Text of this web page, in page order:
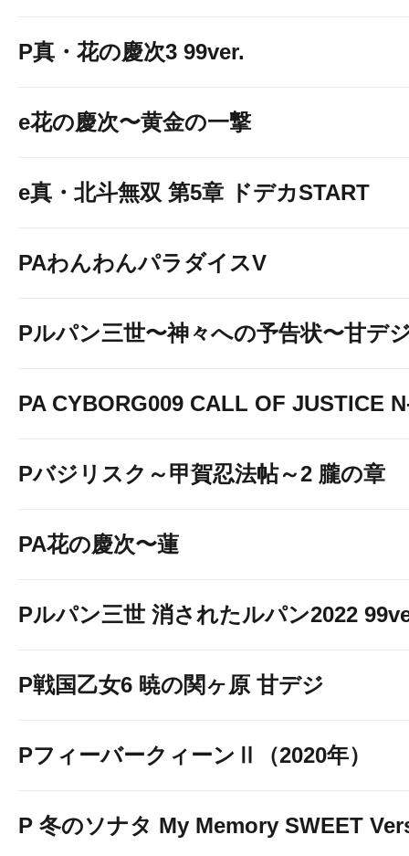
P真・花の慶次3 99ver.
e花の慶次〜黄金の一撃
e真・北斗無双 第5章 ドデカSTART
PAわんわんパラダイスV
Pルパン三世〜神々への予告状〜甘デ
PA CYBORG009 CALL OF JUSTICE
Pバジリスク～甲賀忍法帖～2 朧の章
PA花の慶次〜蓮
Pルパン三世 消されたルパン2022
P戦国乙女6 暁の関ヶ原 甘デジ
PフィーバークィーンⅡ（2020年）
P 冬のソナタ My Memory SWEET